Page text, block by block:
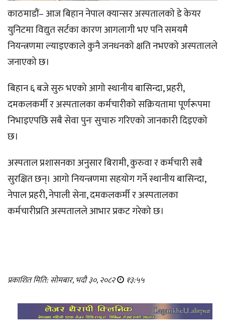
काठमाडौं– आज बिहान नेपाल क्यान्सर अस्पतालको डे केयर
युनिटमा विद्युत सर्टका कारण आगलागी भए पनि समयमै
नियन्त्रणमा ल्याइएकाले कुनै जनधनको क्षति नभएको अस्पतालले
जनाएको छ।
बिहान ६ बजे सुरु भएको आगो स्थानीय बासिन्दा, प्रहरी,
दमकलकर्मी र अस्पतालका कर्मचारीको सक्रियतामा पूर्णरूपमा
निभाइएपछि सबै सेवा पुनः सुचारु गरिएको जानकारी दिइएको
छ।
अस्पताल प्रशासनका अनुसार बिरामी, कुरुवा र कर्मचारी सबै
सुरक्षित छन्। आगो नियन्त्रणमा सहयोग गर्ने स्थानीय बासिन्दा,
नेपाल प्रहरी, नेपाली सेना, दमकलकर्मी र अस्पतालका
कर्मचारीप्रति अस्पतालले आभार प्रकट गरेको छ।
प्रकाशित मिति: सोमबार, भदौ ३०, २०८२ १३:५५